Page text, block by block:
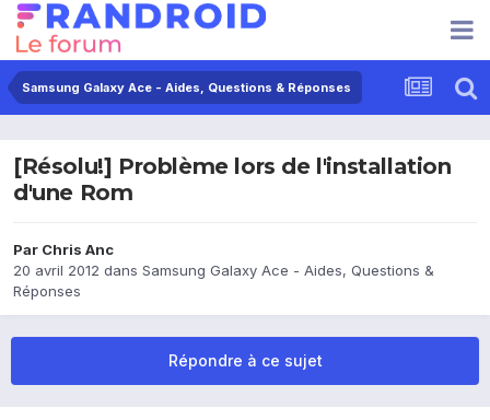
Samsung Galaxy Ace - Aides, Questions & Réponses
[Résolu!] Problème lors de l'installation
d'une Rom
Par Chris Anc
20 avril 2012 dans Samsung Galaxy Ace - Aides, Questions &
Réponses
Répondre à ce sujet